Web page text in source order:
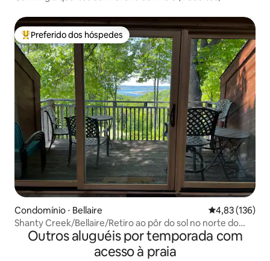
Entre os melhores preferidos dos hóspedes
Preferido dos hóspedes
Condomínio ⋅ Bellaire 4,83 de uma
4,83 (136)
Shanty Creek/Bellaire/Retiro ao pôr do sol no norte do
campo de golfe
Outros aluguéis por temporada com
acesso à praia